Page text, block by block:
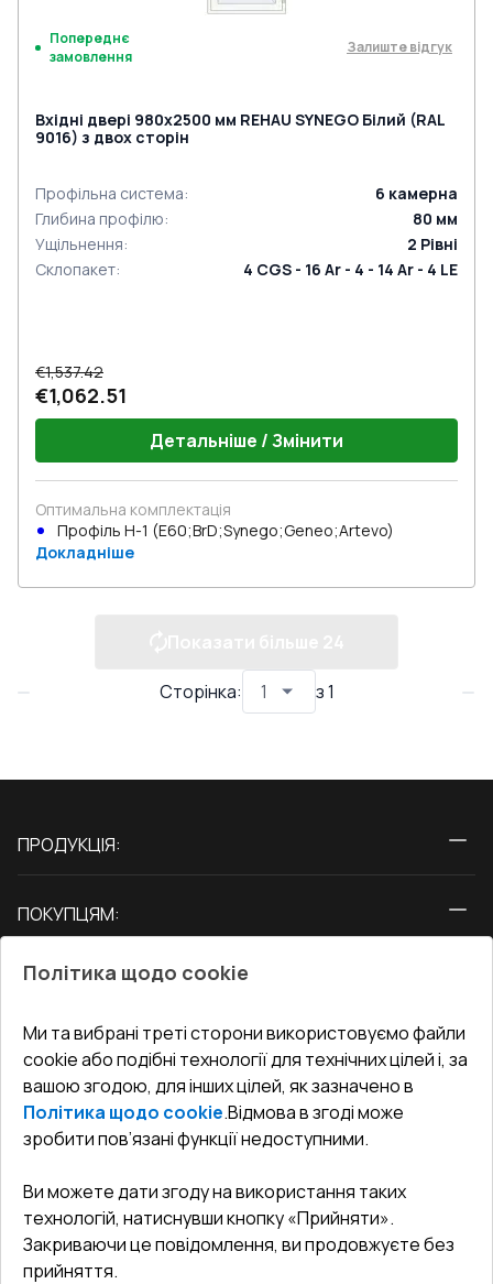
Попереднє
замовлення
Залиште відгук
Вхідні двері 980x2500 мм REHAU SYNEGO Білий (RAL
9016) з двох сторін
Профільна система: 6 камерна
Глибина профілю: 80 мм
Ущільнення: 2 Рівні
Склопакет: 4 CGS - 16 Ar - 4 - 14 Ar - 4 LE
€1,537.42
€1,062.51
Детальніше / Змінити
Оптимальна комплектація
Профіль Н-1 (E60;BrD;Synego;Geneo;Artevo)
Докладніше
Сторінка: з1
ПРОДУКЦІЯ:
Двері
ПОКУПЦЯМ:
Блог
Адреса гіпермаркета
Як правильно заміряти вікна
СЕРВІС ТА ОБЛУГОВУВАННЯ:
Доставка і Оплата
Гарантія та Сервіс
Повернення товару
Договір публічної оферти
КОНТАКТИ
Офіс:Україна, м. Вінниця, вул. Келецька 60 кв. 61
undefined(undefined)
Політика щодо cookie
Ми та вибрані треті сторони використовуємо файли
cookie або подібні технології для технічних цілей і, за
вашою згодою, для інших цілей, як зазначено в
Політика щодо cookie.Відмова в згоді може
зробити пов’язані функції недоступними.
Ви можете дати згоду на використання таких
технологій, натиснувши кнопку «Прийняти».
Закриваючи це повідомлення, ви продовжуєте без
прийняття.